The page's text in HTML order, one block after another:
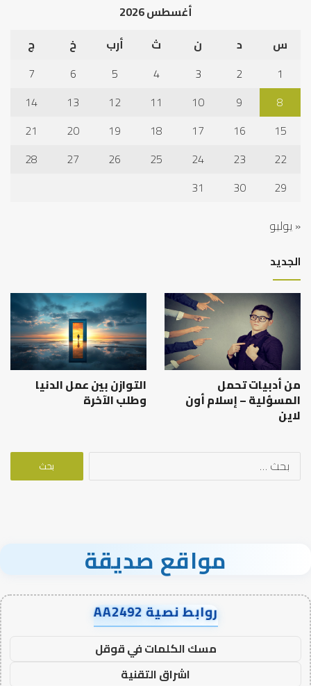
أغسطس 2026
س
د ن ث أرب خ
ج
1
2
3
4
5
6
7
8
9
10
11
12
13
14
15
16
17
18
19
20
21
22
23
24
25
26
27
28
29
30
31
« يوليو
الجديد
من أدبيات تحمل
المسؤلية – إسلام أون
لاين
التوازن بين عمل الدنيا
وطلب الآخرة
البحث
مواقع صديقة
روابط نصية AA2492
مسك الكلمات في قوقل
اشراق التقنية